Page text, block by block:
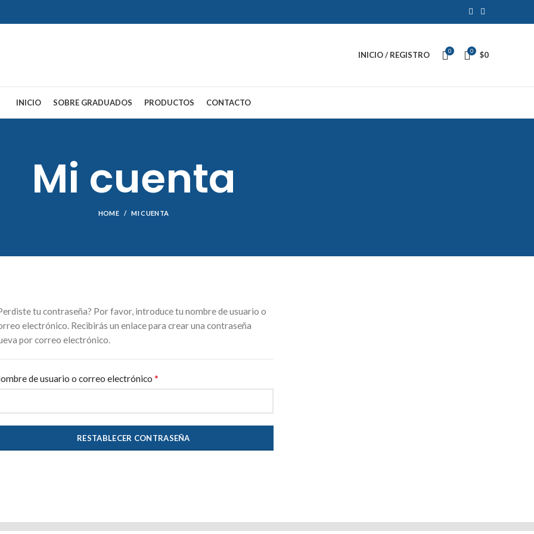
INICIO / REGISTRO 0 0 $0
INICIO SOBRE GRADUADOS PRODUCTOS CONTACTO
Mi cuenta
HOME MI CUENTA
tu contraseña? Por favor, introduce tu nombre de usuario o
electrónico. Recibirás un enlace para crear una contraseña
por correo electrónico.
de usuario o correo electrónico *
RESTABLECER CONTRASEÑA